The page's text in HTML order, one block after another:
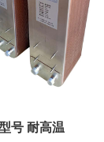
号 耐高温